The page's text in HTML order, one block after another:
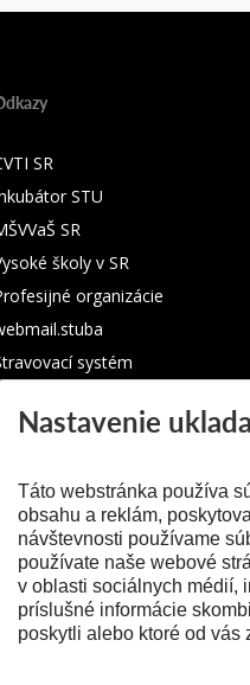
SR
STU
SR
školy v SR
organizácie
systém
Nastavenie
Táto webstránka používa
obsahu a reklám,
návštevnosti používame
používate naše webové
v oblasti sociálnych médií,
príslušné informácie
poskytli alebo ktoré od vás